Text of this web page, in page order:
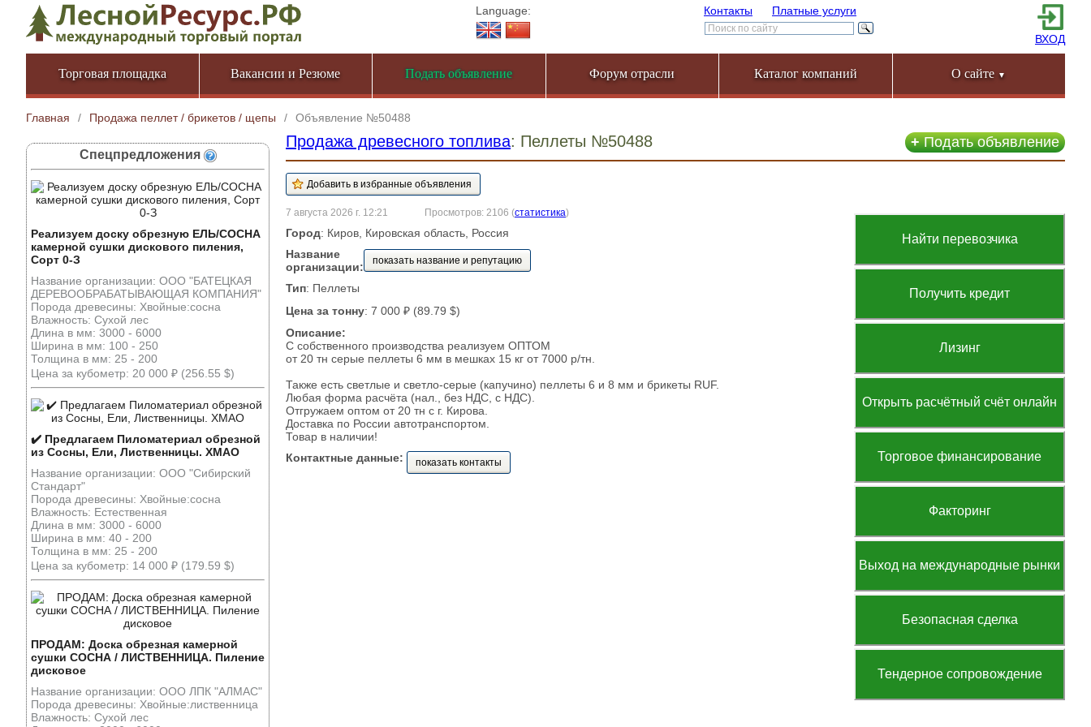
Language: Контакты Платные услуги
ВХОД
Торговая площадка Вакансии и Резюме Подать объявление Форум отрасли Каталог компаний О сайте ▼
Главная / Продажа пеллет / брикетов / щепы / Объявление №50488
Спецпредложения
Реализуем доску обрезную ЕЛЬ/СОСНА
камерной сушки дискового пиления,
Сорт 0-З
Название организации: ООО "БАТЕЦКАЯ
ДЕРЕВООБРАБАТЫВАЮЩАЯ КОМПАНИЯ"
Порода древесины: Хвойные:сосна
Влажность: Сухой лес
Длина в мм: 3000 - 6000
Ширина в мм: 100 - 250
Толщина в мм: 25 - 200
Цена за кубометр: 20 000 ₽ (256.55 $)
✔️ Предлагаем Пиломатериал обрезной
из Сосны, Ели, Лиственницы. ХМАО
Название организации: ООО "Сибирский
Стандарт"
Порода древесины: Хвойные:сосна
Влажность: Естественная
Длина в мм: 3000 - 6000
Ширина в мм: 40 - 200
Толщина в мм: 25 - 200
Цена за кубометр: 14 000 ₽ (179.59 $)
ПРОДАМ: Доска обрезная камерной
сушки СОСНА / ЛИСТВЕННИЦА. Пиление
дисковое
Название организации: ООО ЛПК "АЛМАС"
Порода древесины: Хвойные:лиственница
Влажность: Сухой лес
+Подать объявление
Продажа древесного топлива: Пеллеты №50488
Найти перевозчика
Получить кредит
Лизинг
Открыть расчётный счёт онлайн
Торговое финансирование
Факторинг
Выход на международные рынки
Безопасная сделка
Тендерное сопровождение
7 августа 2026 г. 12:21 Просмотров: 2106 (статистика)
Город: Киров, Кировская область, Россия
Название
организации:
показать название и репутацию
Тип: Пеллеты
Цена за тонну: 7 000 ₽ (89.79 $)
Описание:
С собственного производства реализуем ОПТОМ
от 20 тн серые пеллеты 6 мм в мешках 15 кг от 7000 р/тн.
Также есть светлые и светло-серые (капучино) пеллеты 6 и 8 мм и брикеты RUF.
Любая форма расчёта (нал., без НДС, с НДС).
Отгружаем оптом от 20 тн с г. Кирова.
Доставка по России автотранспортом.
Товар в наличии!
Контактные данные:
показать контакты